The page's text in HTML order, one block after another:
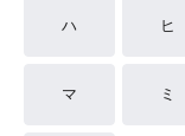
ハ ヒ
マ ミ